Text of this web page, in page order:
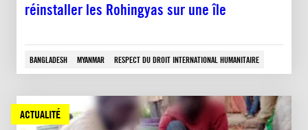
réinstaller les Rohingyas sur une île
BANGLADESH MYANMAR RESPECT DU DROIT INTERNATIONAL HUMANITAIRE
ACTUALITÉ